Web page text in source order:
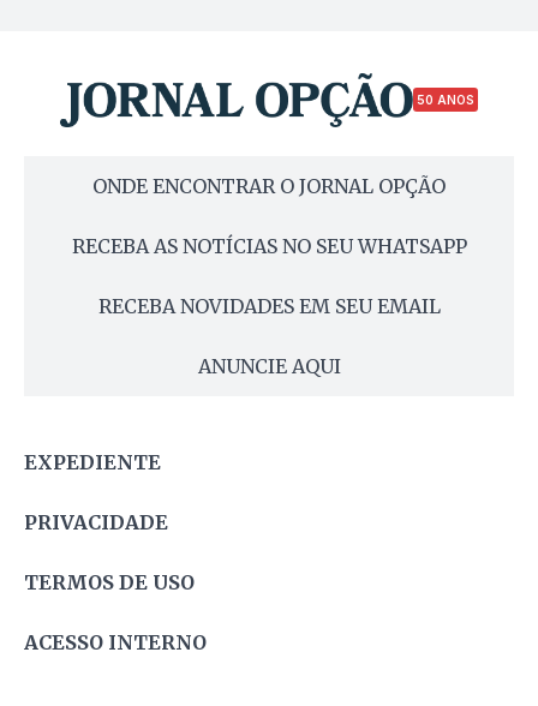
50 ANOS
ONDE ENCONTRAR O JORNAL OPÇÃO
RECEBA AS NOTÍCIAS NO SEU WHATSAPP
RECEBA NOVIDADES EM SEU EMAIL
ANUNCIE AQUI
EXPEDIENTE
PRIVACIDADE
TERMOS DE USO
ACESSO INTERNO